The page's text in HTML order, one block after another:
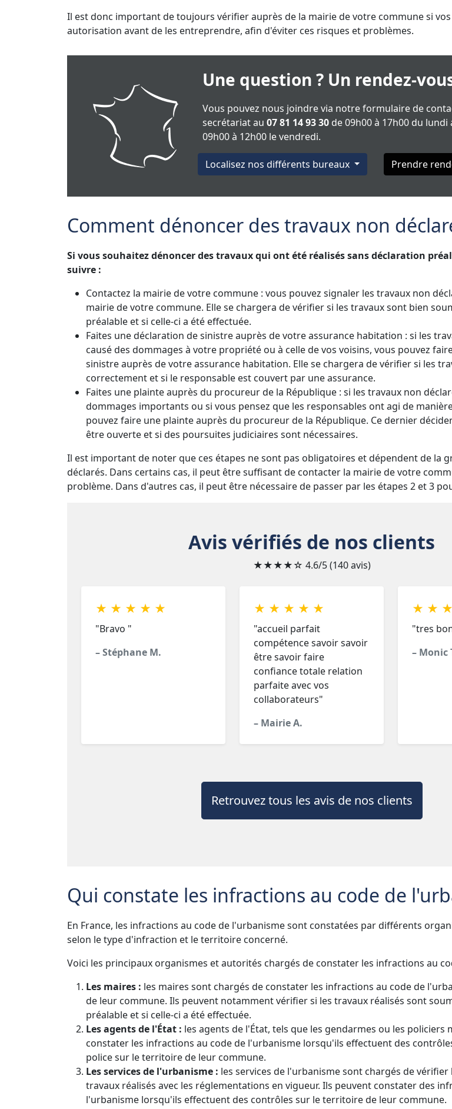
Il est donc important de toujours vérifier auprès de la mairie de votre commune si
autorisation avant de les entreprendre, afin d'éviter ces risques et problèmes.
Une question ? Un rendez-
Vous pouvez nous joindre via notre formulaire de
secrétariat au 07 81 14 93 30de 09h00 à 17h00 du lundi
09h00 à 12h00 le vendredi.
Localisez nos différents bureaux Prendre
Comment dénoncer des travaux non
Si vous souhaitez dénoncer des travaux qui ont été réalisés sans déclaration
suivre :
Contactez la mairie de votre commune : vous pouvez signaler les travaux non
mairie de votre commune. Elle se chargera de vérifier si les travaux sont bien
préalable et si celle-ci a été effectuée.
Faites une déclaration de sinistre auprès de votre assurance habitation : si les
causé des dommages à votre propriété ou à celle de vos voisins, vous pouvez
sinistre auprès de votre assurance habitation. Elle se chargera de vérifier si les
correctement et si le responsable est couvert par une assurance.
Faites une plainte auprès du procureur de la République : si les travaux non
dommages importants ou si vous pensez que les responsables ont agi de
pouvez faire une plainte auprès du procureur de la République. Ce dernier
être ouverte et si des poursuites judiciaires sont nécessaires.
Il est important de noter que ces étapes ne sont pas obligatoires et dépendent de la
déclarés. Dans certains cas, il peut être suffisant de contacter la mairie de votre
problème. Dans d'autres cas, il peut être nécessaire de passer par les étapes 2 et 3
Avis vérifiés de nos clients
★★★★☆ 4.6/5 (140 avis)
★ ★ ★ ★ ★
"Bravo "
– Stéphane M.
★ ★ ★ ★ ★
"accueil parfait
compétence savoir savoir
être savoir faire
confiance totale relation
parfaite avec vos
collaborateurs"
– Mairie A.
★ ★
"tres
– Monic
Retrouvez tous les avis de nos clients
Qui constate les infractions au code de
En France, les infractions au code de l'urbanisme sont constatées par différents
selon le type d'infraction et le territoire concerné.
Voici les principaux organismes et autorités chargés de constater les infractions au
Les maires : les maires sont chargés de constater les infractions au code de
de leur commune. Ils peuvent notamment vérifier si les travaux réalisés sont
préalable et si celle-ci a été effectuée.
Les agents de l'État : les agents de l'État, tels que les gendarmes ou les policiers
constater les infractions au code de l'urbanisme lorsqu'ils effectuent des
police sur le territoire de leur commune.
Les services de l'urbanisme : les services de l'urbanisme sont chargés de
travaux réalisés avec les réglementations en vigueur. Ils peuvent constater des
l'urbanisme lorsqu'ils effectuent des contrôles sur le territoire de leur commune.